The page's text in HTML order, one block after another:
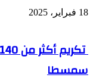
18 فبراير، 2025
سمسطا